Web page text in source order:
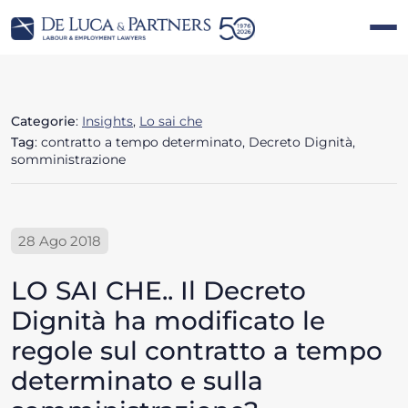
Categorie: Insights, Lo sai che
Tag: contratto a tempo determinato, Decreto Dignità,
somministrazione
28 Ago 2018
LO SAI CHE.. Il Decreto
Dignità ha modificato le
regole sul contratto a tempo
determinato e sulla